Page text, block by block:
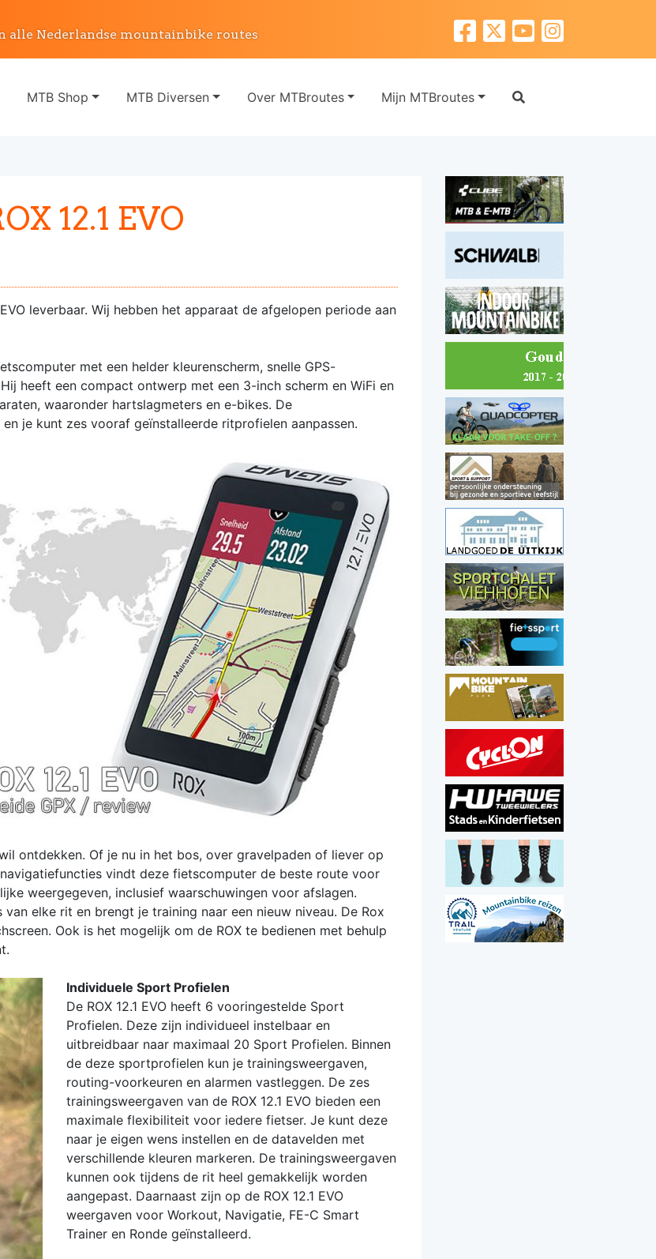
alle Nederlandse mountainbike routes
MTB Shop MTB Diversen Over MTBroutes Mijn MTBroutes
12.1 EVO
leverbaar. Wij hebben het apparaat de afgelopen periode aan
met een helder kleurenscherm, snelle GPS-
heeft een compact ontwerp met een 3-inch scherm en WiFi en
waaronder hartslagmeters en e-bikes. De
je kunt zes vooraf geïnstalleerde ritprofielen aanpassen.
ontdekken. Of je nu in het bos, over gravelpaden of liever op
vindt deze fietscomputer de beste route voor
weergegeven, inclusief waarschuwingen voor afslagen.
elke rit en brengt je training naar een nieuw niveau. De Rox
Ook is het mogelijk om de ROX te bedienen met behulp
Individuele Sport Profielen
De ROX 12.1 EVO heeft 6 vooringestelde Sport
Profielen. Deze zijn individueel instelbaar en
uitbreidbaar naar maximaal 20 Sport Profielen. Binnen
de deze sportprofielen kun je trainingsweergaven,
routing-voorkeuren en alarmen vastleggen. De zes
trainingsweergaven van de ROX 12.1 EVO bieden een
maximale flexibiliteit voor iedere fietser. Je kunt deze
naar je eigen wens instellen en de datavelden met
verschillende kleuren markeren. De trainingsweergaven
kunnen ook tijdens de rit heel gemakkelijk worden
aangepast. Daarnaast zijn op de ROX 12.1 EVO
weergaven voor Workout, Navigatie, FE-C Smart
Trainer en Ronde geïnstalleerd.